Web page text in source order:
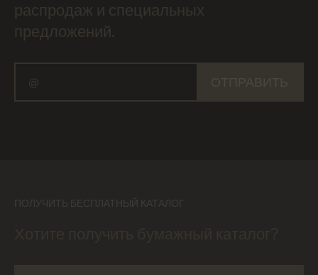
распродаж и специальных
предложений.
ПОЛУЧИТЬ БЕСПЛАТНЫЙ КАТАЛОГ